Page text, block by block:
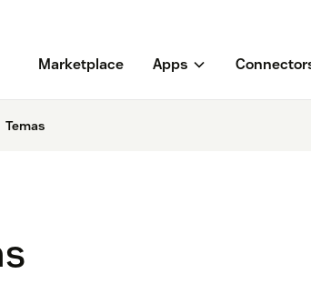
Marketplace Apps
Temas